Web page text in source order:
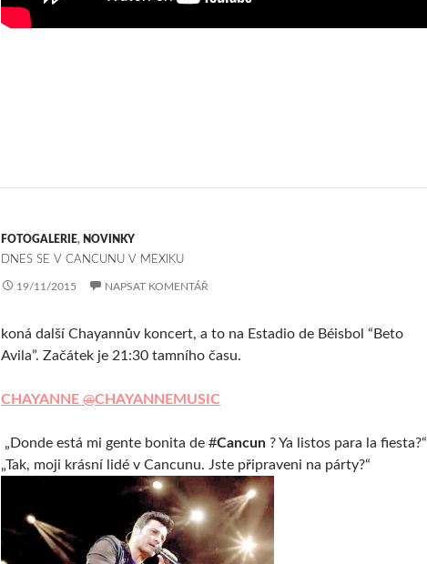
FOTOGALERIE, NOVINKY
DNES SE V CANCUNU V MEXIKU
19/11/2015 NAPSAT KOMENTÁŘ
koná další Chayannův koncert, a to na Estadio de Béisbol “Beto
Avila”. Začátek je 21:30 tamního času.
CHAYANNE @CHAYANNEMUSIC
„Donde está mi gente bonita de #Cancun ? Ya listos para la fiesta?“
„Tak, moji krásní lidé v Cancunu. Jste připraveni na párty?“